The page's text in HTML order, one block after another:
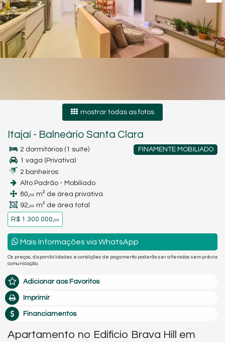
mostrar todas as fotos
Itajaí - Balneário Santa Clara
FINAMENTE MOBILIADO
2 dormitórios (1 suíte)
1 vaga (Privativa)
2 banheiros
Alto Padrão - Mobiliado
80,00 m² de área privativa
92,00 m² de área total
R$ 1.300.000,00
Mais Informações via WhatsApp
Os preços, disponibilidades e condições de pagamento poderão ser alterados sem prévia
comunicação.
Adicionar aos Favoritos
Imprimir
Financiamentos
Apartamento no Edificio Brava Hill em